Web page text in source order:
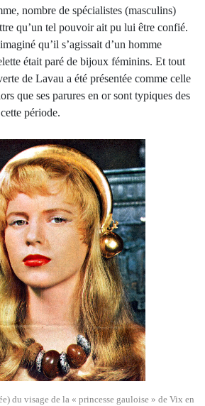
nombre de spécialistes (masculins)
qu’un tel pouvoir ait pu lui être confié.
qu’il s’agissait d’un homme
était paré de bijoux féminins. Et tout
de Lavau a été présentée comme celle
que ses parures en or sont typiques des
période.
du visage de la « princesse gauloise » de Vix en